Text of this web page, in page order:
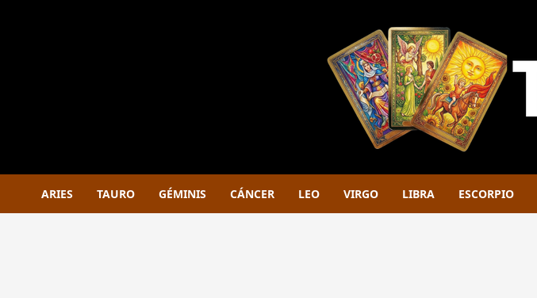
ARIES TAURO GÉMINIS CÁNCER LEO VIRGO LIBRA ESCORPIO